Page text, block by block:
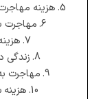
هزینه
مهاجرت
زندگی
مهاجرت